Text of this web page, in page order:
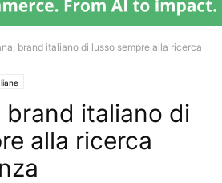
brand italiano di lusso sempre alla ricerca
brand italiano di
alla ricerca